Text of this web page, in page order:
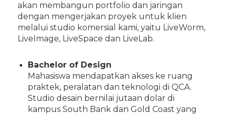
akan membangun portfolio dan jaringan
dengan mengerjakan proyek untuk klien
melalui studio komersial kami, yaitu LiveWorm,
LiveImage, LiveSpace dan LiveLab.
Bachelor of Design
Mahasiswa mendapatkan akses ke ruang
praktek, peralatan dan teknologi di QCA.
Studio desain bernilai jutaan dolar di
kampus South Bank dan Gold Coast yang